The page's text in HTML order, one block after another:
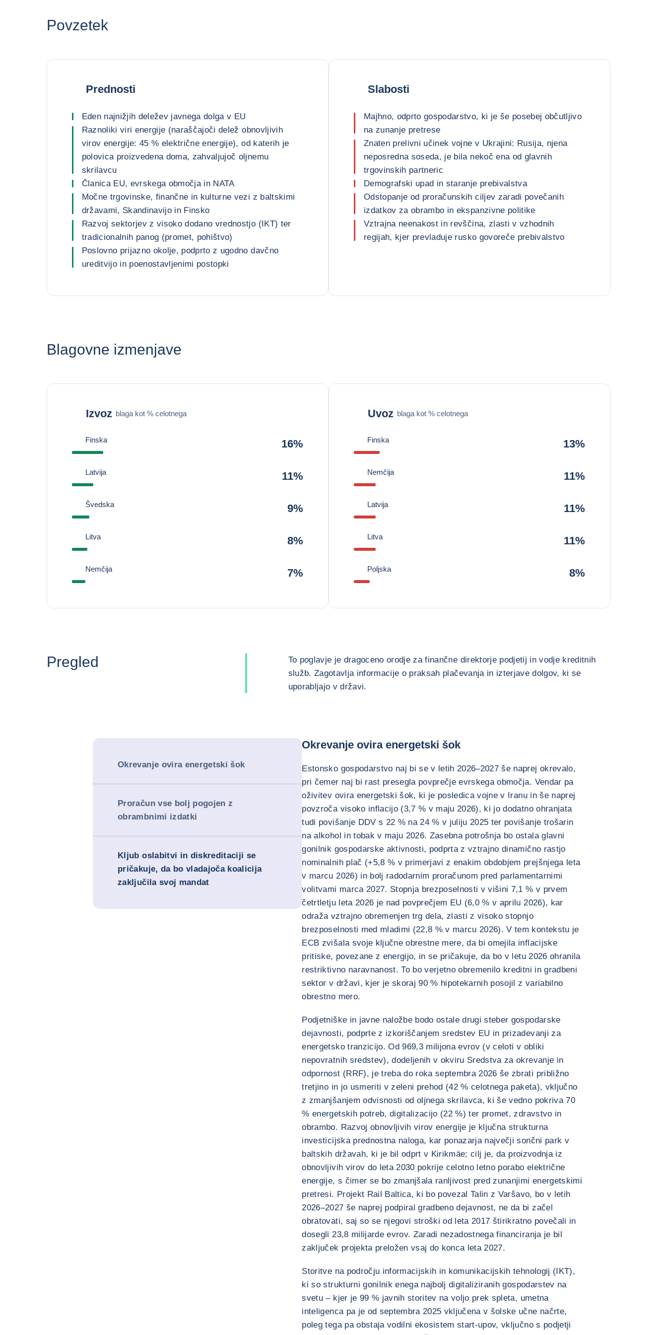
Povzetek
Prednosti
Eden najnižjih deležev javnega dolga v EU
Raznoliki viri energije (naraščajoči delež obnovljivih
virov energije: 45 % električne energije), od katerih je
polovica proizvedena doma, zahvaljujoč oljnemu
skrilavcu
Članica EU, evrskega območja in NATA
Močne trgovinske, finančne in kulturne vezi z baltskimi
državami, Skandinavijo in Finsko
Razvoj sektorjev z visoko dodano vrednostjo (IKT) ter
tradicionalnih panog (promet, pohištvo)
Poslovno prijazno okolje, podprto z ugodno davčno
ureditvijo in poenostavljenimi postopki
Slabosti
Majhno, odprto gospodarstvo, ki je še posebej občutljivo
na zunanje pretrese
Znaten prelivni učinek vojne v Ukrajini: Rusija, njena
neposredna soseda, je bila nekoč ena od glavnih
trgovinskih partneric
Demografski upad in staranje prebivalstva
Odstopanje od proračunskih ciljev zaradi povečanih
izdatkov za obrambo in ekspanzivne politike
Vztrajna neenakost in revščina, zlasti v vzhodnih
regijah, kjer prevladuje rusko govoreče prebivalstvo
Blagovne izmenjave
Izvoz blaga kot % celotnega
Finska 16%
Latvija 11%
Švedska 9%
Litva 8%
Nemčija 7%
Uvoz blaga kot % celotnega
Finska 13%
Nemčija 11%
Latvija 11%
Litva 11%
Poljska 8%
Pregled
To poglavje je dragoceno orodje za finančne direktorje podjetij in vodje kreditnih
služb. Zagotavlja informacije o praksah plačevanja in izterjave dolgov, ki se
uporabljajo v državi.
Okrevanje ovira energetski šok
Proračun vse bolj pogojen z
obrambnimi izdatki
Kljub oslabitvi in diskreditaciji se
pričakuje, da bo vladajoča koalicija
zaključila svoj mandat
Okrevanje ovira energetski šok
Estonsko gospodarstvo naj bi se v letih 2026–2027 še naprej okrevalo,
pri čemer naj bi rast presegla povprečje evrskega območja. Vendar pa
oživitev ovira energetski šok, ki je posledica vojne v Iranu in še naprej
povzroča visoko inflacijo (3,7 % v maju 2026), ki jo dodatno ohranjata
tudi povišanje DDV s 22 % na 24 % v juliju 2025 ter povišanje trošarin
na alkohol in tobak v maju 2026. Zasebna potrošnja bo ostala glavni
gonilnik gospodarske aktivnosti, podprta z vztrajno dinamično rastjo
nominalnih plač (+5,8 % v primerjavi z enakim obdobjem prejšnjega leta
v marcu 2026) in bolj radodarnim proračunom pred parlamentarnimi
volitvami marca 2027. Stopnja brezposelnosti v višini 7,1 % v prvem
četrtletju leta 2026 je nad povprečjem EU (6,0 % v aprilu 2026), kar
odraža vztrajno obremenjen trg dela, zlasti z visoko stopnjo
brezposelnosti med mladimi (22,8 % v marcu 2026). V tem kontekstu je
ECB zvišala svoje ključne obrestne mere, da bi omejila inflacijske
pritiske, povezane z energijo, in se pričakuje, da bo v letu 2026 ohranila
restriktivno naravnanost. To bo verjetno obremenilo kreditni in gradbeni
sektor v državi, kjer je skoraj 90 % hipotekarnih posojil z variabilno
obrestno mero.
Podjetniške in javne naložbe bodo ostale drugi steber gospodarske
dejavnosti, podprte z izkoriščanjem sredstev EU in prizadevanji za
energetsko tranzicijo. Od 969,3 milijona evrov (v celoti v obliki
nepovratnih sredstev), dodeljenih v okviru Sredstva za okrevanje in
odpornost (RRF), je treba do roka septembra 2026 še zbrati približno
tretjino in jo usmeriti v zeleni prehod (42 % celotnega paketa), vključno
z zmanjšanjem odvisnosti od oljnega skrilavca, ki še vedno pokriva 70
% energetskih potreb, digitalizacijo (22 %) ter promet, zdravstvo in
obrambo. Razvoj obnovljivih virov energije je ključna strukturna
investicijska prednostna naloga, kar ponazarja največji sončni park v
baltskih državah, ki je bil odprt v Kirikmäe; cilj je, da proizvodnja iz
obnovljivih virov do leta 2030 pokrije celotno letno porabo električne
energije, s čimer se bo zmanjšala ranljivost pred zunanjimi energetskimi
pretresi. Projekt Rail Baltica, ki bo povezal Talin z Varšavo, bo v letih
2026–2027 še naprej podpiral gradbeno dejavnost, ne da bi začel
obratovati, saj so se njegovi stroški od leta 2017 štirikratno povečali in
dosegli 23,8 milijarde evrov. Zaradi nezadostnega financiranja je bil
zaključek projekta preložen vsaj do konca leta 2027.
Storitve na področju informacijskih in komunikacijskih tehnologij (IKT),
ki so strukturni gonilnik enega najbolj digitaliziranih gospodarstev na
svetu – kjer je 99 % javnih storitev na voljo prek spleta, umetna
inteligenca pa je od septembra 2025 vključena v šolske učne načrte,
poleg tega pa obstaja vodilni ekosistem start-upov, vključno s podjetji